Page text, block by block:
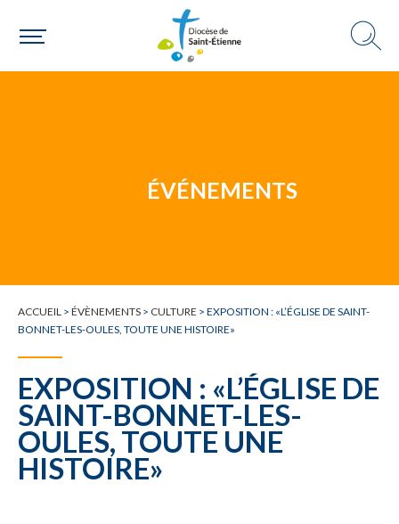
ÉVÉNEMENTS
ACCUEIL > ÉVÈNEMENTS > CULTURE > EXPOSITION : «L’ÉGLISE DE SAINT-
BONNET-LES-OULES, TOUTE UNE HISTOIRE»
EXPOSITION : «L’ÉGLISE DE
SAINT-BONNET-LES-
OULES, TOUTE UNE
HISTOIRE»